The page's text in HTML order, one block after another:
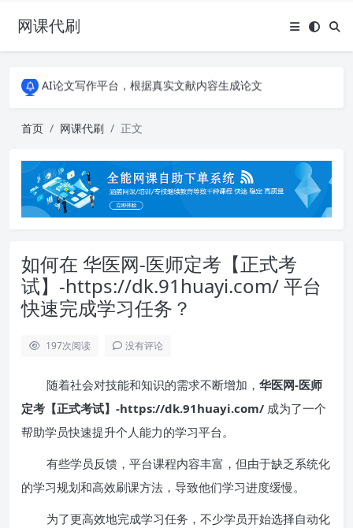
网课代刷
AI论文写作平台，根据真实文献内容生成论文
全能网课平台，大学生网课、成教、培训、继续教育。现已接入代刷代考项目3000+
全能网课平台，大学生网课、成教、培训、继续教育。现已接入代刷代考项目3000+
首页 网课代刷 正文
如何在 华医网-医师定考【正式考
试】-https://dk.91huayi.com/ 平台
快速完成学习任务？
197次阅读 没有评论
随着社会对技能和知识的需求不断增加， 华医网-医师
定考【正式考试】-https://dk.91huayi.com/ 成为了一个
帮助学员快速提升个人能力的学习平台。
有些学员反馈，平台课程内容丰富，但由于缺乏系统化
的学习规划和高效刷课方法，导致他们学习进度缓慢。
为了更高效地完成学习任务，不少学员开始选择自动化